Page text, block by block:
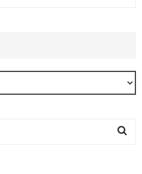
H